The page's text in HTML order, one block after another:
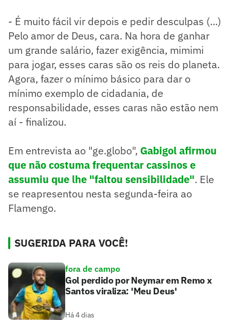
- É muito fácil vir depois e pedir desculpas (...)
Pelo amor de Deus, cara. Na hora de ganhar
um grande salário, fazer exigência, mimimi
para jogar, esses caras são os reis do planeta.
Agora, fazer o mínimo básico para dar o
mínimo exemplo de cidadania, de
responsabilidade, esses caras não estão nem
aí - finalizou.
Em entrevista ao "ge.globo", Gabigol afirmou
que não costuma frequentar cassinos e
assumiu que lhe "faltou sensibilidade". Ele
se reapresentou nesta segunda-feira ao
Flamengo.
SUGERIDA PARA VOCÊ!
fora de campo
Gol perdido por Neymar em Remo x
Santos viraliza: 'Meu Deus'
Há 4 dias